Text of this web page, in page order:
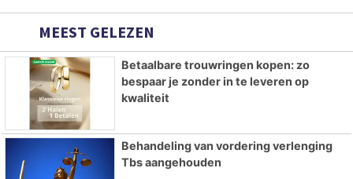
MEEST GELEZEN
Betaalbare trouwringen kopen: zo
bespaar je zonder in te leveren op
kwaliteit
Behandeling van vordering verlenging
Tbs aangehouden